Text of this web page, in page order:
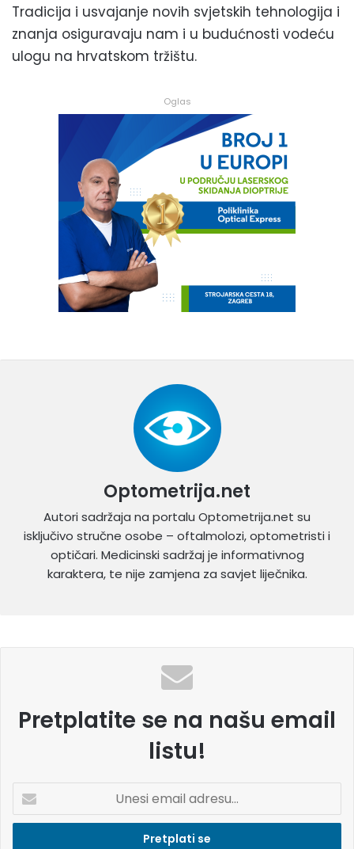
Tradicija i usvajanje novih svjetskih tehnologija i
znanja osiguravaju nam i u budućnosti vodeću
ulogu na hrvatskom tržištu.
Oglas
Optometrija.net
Autori sadržaja na portalu Optometrija.net su
isključivo stručne osobe – oftalmolozi, optometristi i
optičari. Medicinski sadržaj je informativnog
karaktera, te nije zamjena za savjet liječnika.
Pretplatite se na našu email
listu!
e